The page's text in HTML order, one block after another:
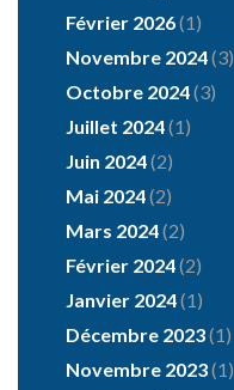
Février 2026(1)
Novembre 2024(3)
Octobre 2024(3)
Juillet 2024(1)
Juin 2024(2)
Mai 2024(2)
Mars 2024(2)
Février 2024(2)
Janvier 2024(1)
Décembre 2023(1)
Novembre 2023(1)